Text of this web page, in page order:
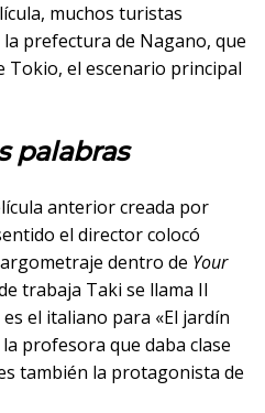
muchos turistas
prefectura de Nagano, que
Tokio, el escenario principal
palabras
anterior creada por
el director colocó
dentro de Your
trabaja Taki se llama Il
el italiano para «El jardín
profesora que daba clase
también la protagonista de